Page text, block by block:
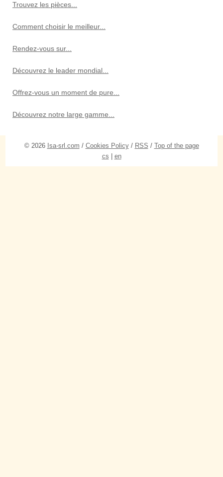
Trouvez les pièces...
Comment choisir le meilleur...
Rendez-vous sur...
Découvrez le leader mondial...
Offrez-vous un moment de pure...
Découvrez notre large gamme...
© 2026 Isa-srl.com / Cookies Policy/ RSS / Top of the page
cs
en